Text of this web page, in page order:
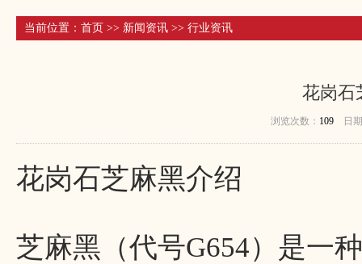
当前位置： 首页 >> 新闻资讯 >> 行业资讯
花岗石
浏览次数： 109 日
花岗石芝麻黑介绍
芝麻黑（代号G654）是一